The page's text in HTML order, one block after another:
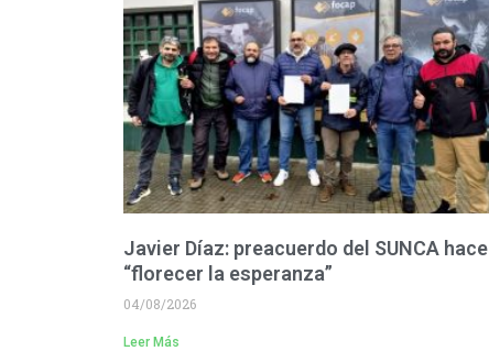
Javier Díaz: preacuerdo del SUNCA hace
“florecer la esperanza”
04/08/2026
Leer Más